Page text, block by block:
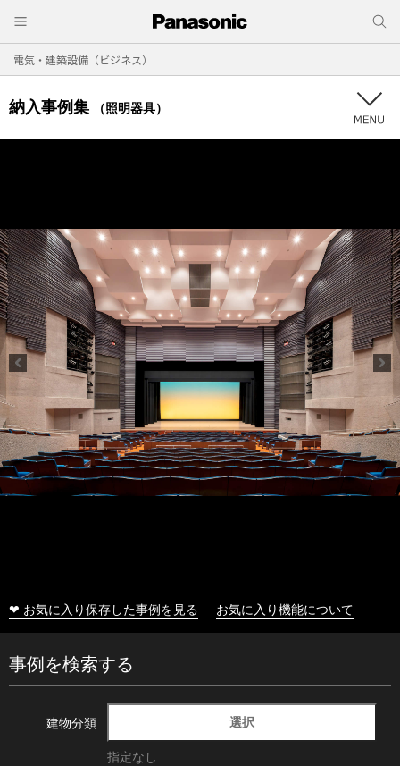
電気・建築設備（ビジネス）
納入事例集 （照明器具）
❤ お気に入り保存した事例を見る お気に入り機能について
事例を検索する
建物分類 選択
指定なし